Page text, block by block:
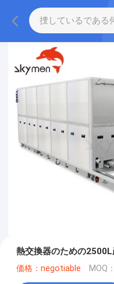
熱交換器のための
価格：negotiable MOQ